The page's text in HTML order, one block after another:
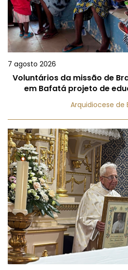
7 agosto 2026
Voluntários da missão de
em Bafatá projeto de
Arquidiocese de